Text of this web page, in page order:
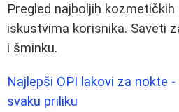
Pregled najboljih
iskustvima korisnika. Saveti
i šminku.
Najlepši OPI lakovi za nokte
svaku priliku